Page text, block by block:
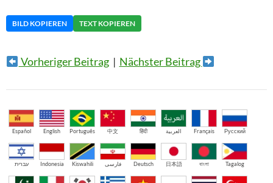
BILD KOPIEREN TEXT KOPIEREN
Vorheriger Beitrag| Nächster Beitrag
Español English Português 中文 हिंदी العربية Français Русский
עברית Indonesia Kiswahili فارسی Deutsch 日本語 বাংলা Tagalog